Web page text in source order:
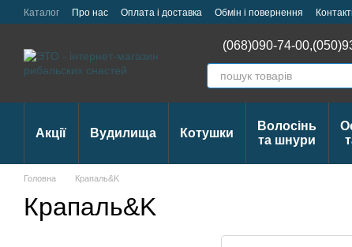
Перейти до основного контенту
Каталог Про нас Оплата і доставка Обмін і повернення
(068)090-74-00,
Акції Вудилища Котушки
Волосінь
та шнури
Головна Крапаль&K
Крапаль&K